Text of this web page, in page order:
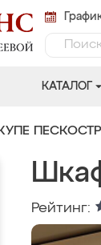
КАТАЛОГ
Рейтинг: